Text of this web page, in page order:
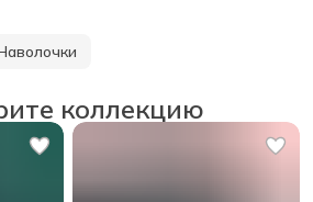
коллекцию